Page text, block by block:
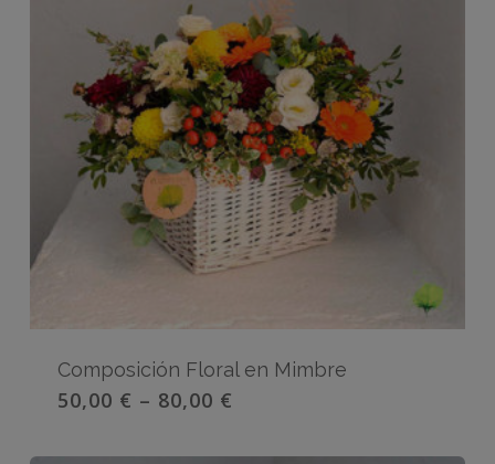
Composición Floral en Mimbre
50,00 € – 80,00 €